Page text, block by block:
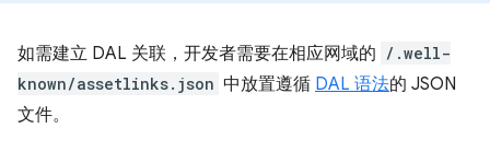
如需建立 DAL 关联，开发者需要在相应网域的 /.well-
known/assetlinks.json 中放置遵循 DAL 语法的 JSON
文件。